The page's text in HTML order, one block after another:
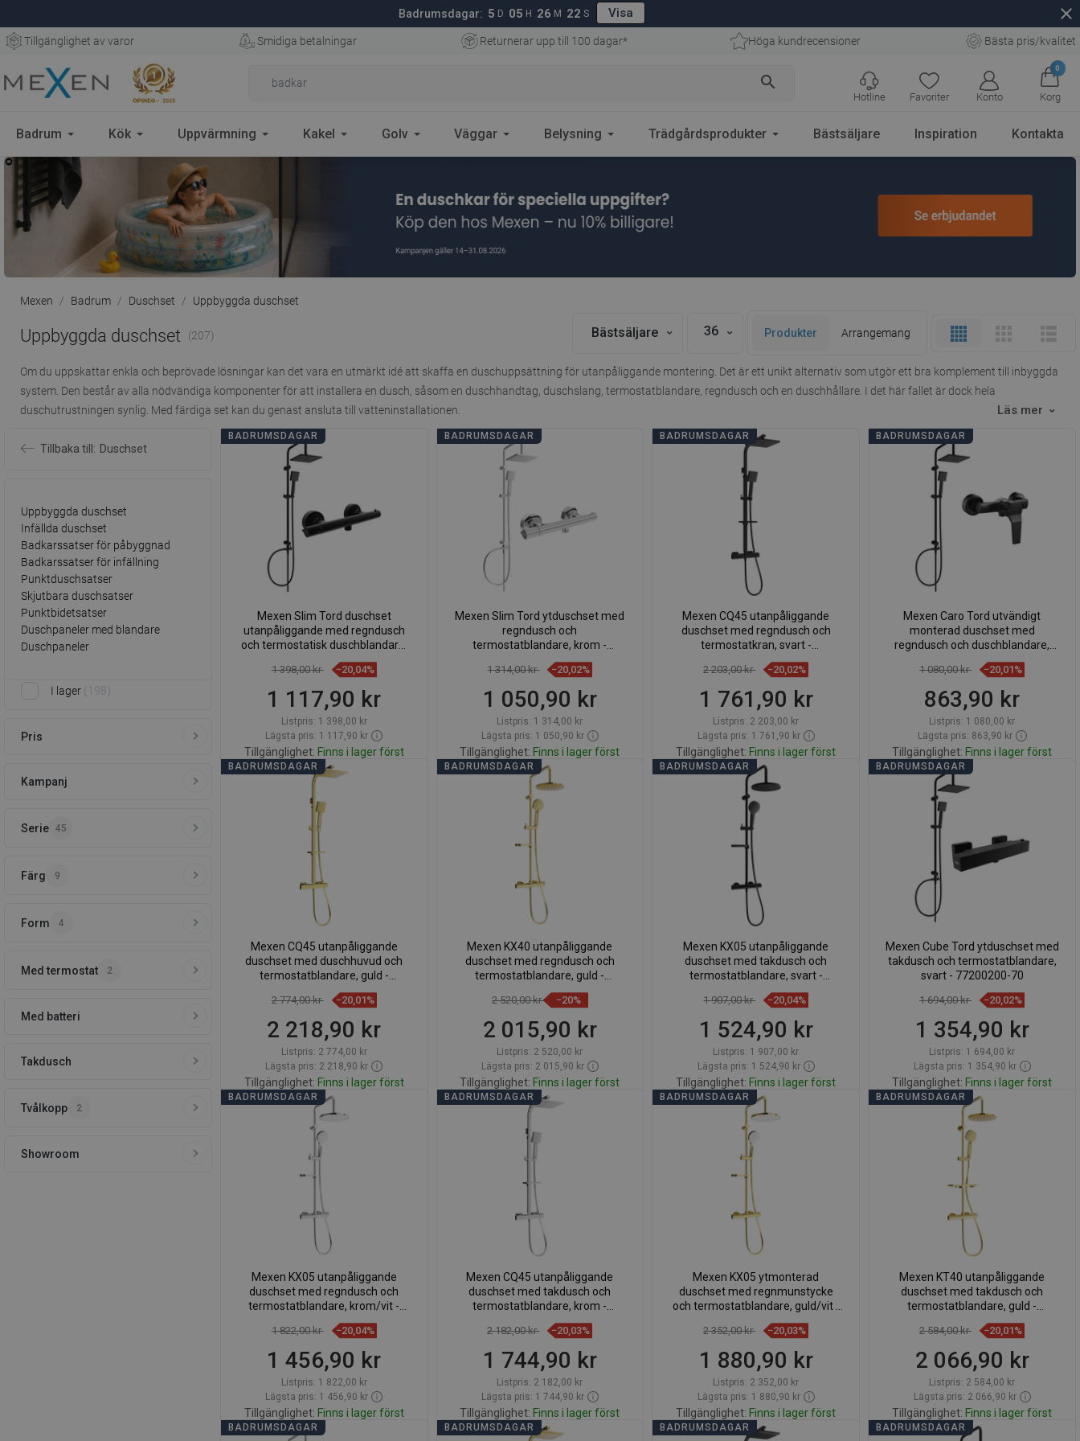
Badrumsdagar: 5 D 05 H 26 M 21 S Visa close
Tillgänglighet av varor Smidiga betalningar Returnerar upp till 100 dagar* Höga kundrecensioner Bästa pris/kvalitet
search
Favoriter Konto
0
Korg
Hotline
Badrum Kök Uppvärmning Kakel Golv Väggar Belysning Trädgårdsprodukter Bästsäljare Inspiration Kontakta
Mexen Badrum Duschset Uppbyggda duschset
Uppbyggda duschset (207) Bästsäljare 36 Produkter Arrangemang
Om du uppskattar enkla och beprövade lösningar kan det vara en utmärkt idé att skaffa en duschuppsättning för utanpåliggande montering. Det är ett unikt alternativ som utgör ett bra komplement till inbyggda
system. Den består av alla nödvändiga komponenter för att installera en dusch, såsom en duschhandtag, duschslang, termostatblandare, regndusch och en duschhållare. I det här fallet är dock hela
duschutrustningen synlig. Med färdiga set kan du genast ansluta till vatteninstallationen.
Läs mer
Uppbyggda duschset
Infällda duschset
Badkarssatser för påbyggnad
Badkarssatser för infällning
Punktduschsatser
Skjutbara duschsatser
Punktbidetsatser
Duschpaneler med blandare
Duschpaneler
I lager 198
Pris
Kampanj
Serie 45
Färg 9
Form 4
Med termostat 2
Med batteri
Takdusch
Tvålkopp 2
Showroom
Tillbaka till: Duschset
BADRUMSDAGAR
Mexen Slim Tord duschset
utanpåliggande med regndusch
och termostatisk duschblandare,
svart - 77105200-70
1 398,00 kr −20,04%
1 117,90 kr
Listpris: 1 398,00 kr
Lägsta pris: 1 117,90 kr
Tillgänglighet: Finns i lager först
Lägg i varukorg
BADRUMSDAGAR
Mexen Slim Tord ytduschset med
regndusch och
termostatblandare, krom -
77105200-00
1 314,00 kr −20,02%
1 050,90 kr
Listpris: 1 314,00 kr
Lägsta pris: 1 050,90 kr
Tillgänglighet: Finns i lager först
Lägg i varukorg
BADRUMSDAGAR
Mexen CQ45 utanpåliggande
duschset med regndusch och
termostatkran, svart -
772504595-70
2 203,00 kr −20,02%
1 761,90 kr
Listpris: 2 203,00 kr
Lägsta pris: 1 761,90 kr
Tillgänglighet: Finns i lager först
Lägg i varukorg
BADRUMSDAGAR
Mexen Caro Tord utvändigt
monterad duschset med
regndusch och duschblandare,
svart - 746640200-70
1 080,00 kr −20,01%
863,90 kr
Listpris: 1 080,00 kr
Lägsta pris: 863,90 kr
Tillgänglighet: Finns i lager först
Lägg i varukorg
Jämför
BADRUMSDAGAR
Mexen CQ45 utanpåliggande
duschset med duschhuvud och
termostatblandare, guld -
772504595-50
2 774,00 kr −20,01%
2 218,90 kr
Listpris: 2 774,00 kr
Lägsta pris: 2 218,90 kr
Tillgänglighet: Finns i lager först
Lägg i varukorg
BADRUMSDAGAR
Mexen KX40 utanpåliggande
duschset med regndusch och
termostatblandare, guld -
771504091-50
2 520,00 kr −20%
2 015,90 kr
Listpris: 2 520,00 kr
Lägsta pris: 2 015,90 kr
Tillgänglighet: Finns i lager först
Lägg i varukorg
BADRUMSDAGAR
Mexen KX05 utanpåliggande
duschset med takdusch och
termostatblandare, svart -
771500591-70
1 907,00 kr −20,04%
1 524,90 kr
Listpris: 1 907,00 kr
Lägsta pris: 1 524,90 kr
Tillgänglighet: Finns i lager först
Lägg i varukorg
BADRUMSDAGAR
Mexen Cube Tord ytduschset med
takdusch och termostatblandare,
svart - 77200200-70
1 694,00 kr −20,02%
1 354,90 kr
Listpris: 1 694,00 kr
Lägsta pris: 1 354,90 kr
Tillgänglighet: Finns i lager först
Lägg i varukorg
BADRUMSDAGAR
Mexen KX05 utanpåliggande
duschset med regndusch och
termostatblandare, krom/vit -
771500591-00
1 822,00 kr −20,04%
1 456,90 kr
Listpris: 1 822,00 kr
Lägsta pris: 1 456,90 kr
Tillgänglighet: Finns i lager först
BADRUMSDAGAR
Mexen CQ45 utanpåliggande
duschset med takdusch och
termostatblandare, krom -
772504595-00
2 182,00 kr −20,03%
1 744,90 kr
Listpris: 2 182,00 kr
Lägsta pris: 1 744,90 kr
Tillgänglighet: Finns i lager först
BADRUMSDAGAR
Mexen KX05 ytmonterad
duschset med regnmunstycke
och termostatblandare, guld/vit -
771500591-50
2 352,00 kr −20,03%
1 880,90 kr
Listpris: 2 352,00 kr
Lägsta pris: 1 880,90 kr
Tillgänglighet: Finns i lager först
BADRUMSDAGAR
Mexen KT40 utanpåliggande
duschset med takdusch och
termostatblandare, guld -
771504093-50
2 584,00 kr −20,01%
2 066,90 kr
Listpris: 2 584,00 kr
Lägsta pris: 2 066,90 kr
Tillgänglighet: Finns i lager först
BADRUMSDAGAR BADRUMSDAGAR BADRUMSDAGAR BADRUMSDAGAR